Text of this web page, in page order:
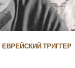
ЕВРЕЙСКИЙ ТРИГГЕР